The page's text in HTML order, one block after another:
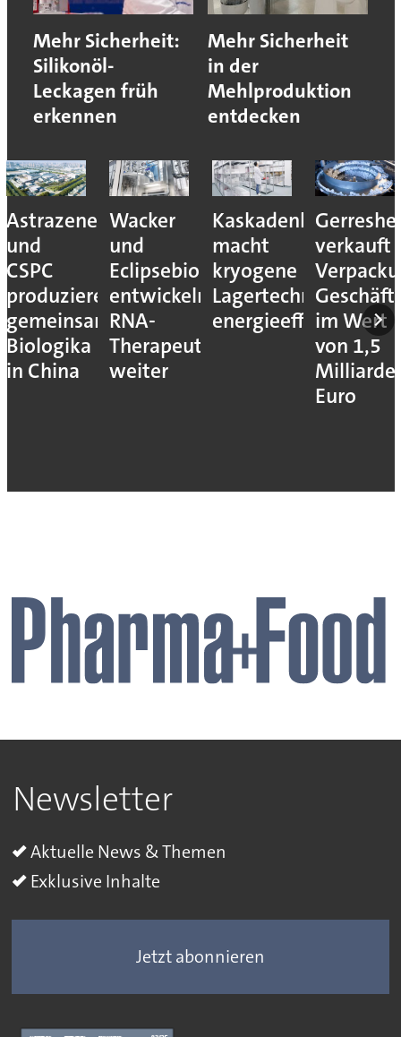
Mehr Sicherheit:
Silikonöl-
Leckagen früh
erkennen
Mehr Sicherheit
in der
Mehlproduktion
entdecken
Astrazeneca
und
CSPC
produzieren
gemeinsam
Biologika
in China
Wacker
und
Eclipsebio
entwickeln
RNA-
Therapeutika
weiter
Kaskadenkonzept
macht
kryogene
Lagertechnik
energieeffizienter
verkauft
im Wert
von 1,5
Euro
Newsletter
Aktuelle News & Themen
Exklusive Inhalte
Jetzt abonnieren